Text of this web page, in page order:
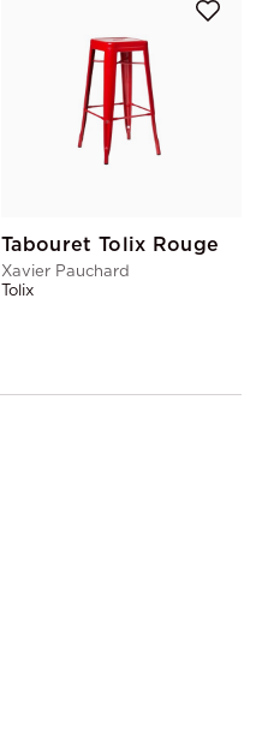
Tabouret Tolix Rouge
Xavier Pauchard
Tolix